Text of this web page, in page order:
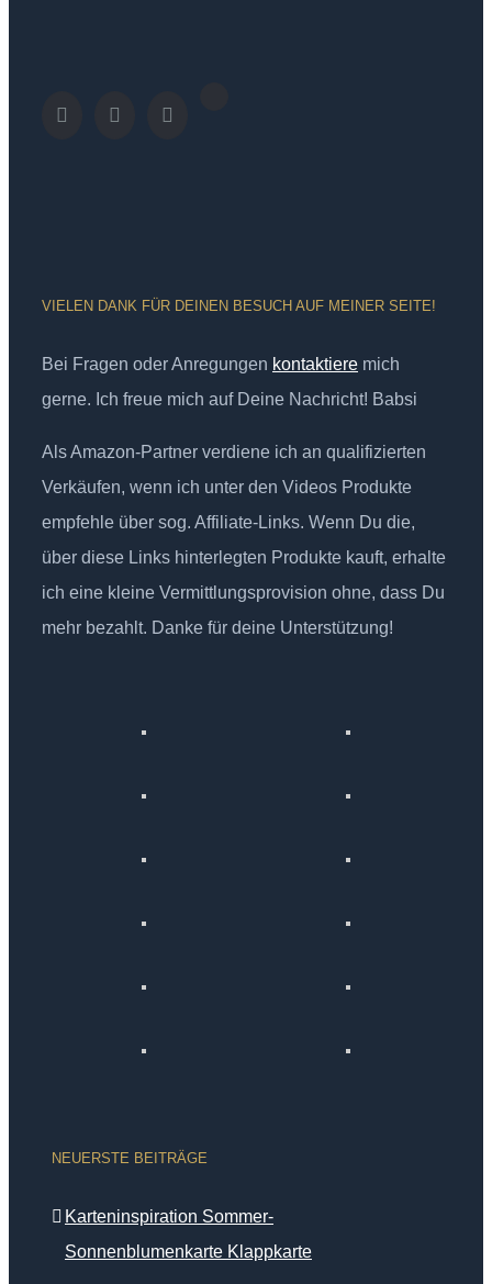
VIELEN DANK FÜR DEINEN BESUCH AUF MEINER SEITE!
Bei Fragen oder Anregungen kontaktiere mich
gerne. Ich freue mich auf Deine Nachricht! Babsi
Als Amazon-Partner verdiene ich an qualifizierten
Verkäufen, wenn ich unter den Videos Produkte
empfehle über sog. Affiliate-Links. Wenn Du die,
über diese Links hinterlegten Produkte kauft, erhalte
ich eine kleine Vermittlungsprovision ohne, dass Du
mehr bezahlt. Danke für deine Unterstützung!
NEUERSTE BEITRÄGE
Karteninspiration Sommer-
Sonnenblumenkarte Klappkarte